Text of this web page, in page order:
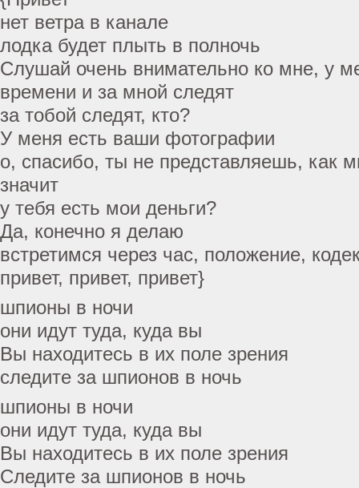
нет ветра в канале
лодка будет плыть в полночь
Слушай очень внимательно ко мне, у
времени и за мной следят
за тобой следят, кто?
У меня есть ваши фотографии
о, спасибо, ты не представляешь, как
значит
у тебя есть мои деньги?
Да, конечно я делаю
встретимся через час, положение,
привет, привет, привет}
шпионы в ночи
они идут туда, куда вы
Вы находитесь в их поле зрения
следите за шпионов в ночь
шпионы в ночи
они идут туда, куда вы
Вы находитесь в их поле зрения
Следите за шпионов в ночь